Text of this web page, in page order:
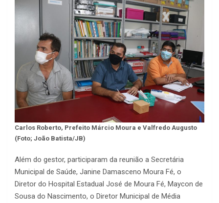
Carlos Roberto, Prefeito Márcio Moura e Valfredo Augusto
(Foto; João Batista/JB)
Além do gestor, participaram da reunião a Secretária
Municipal de Saúde, Janine Damasceno Moura Fé, o
Diretor do Hospital Estadual José de Moura Fé, Maycon de
Sousa do Nascimento, o Diretor Municipal de Média